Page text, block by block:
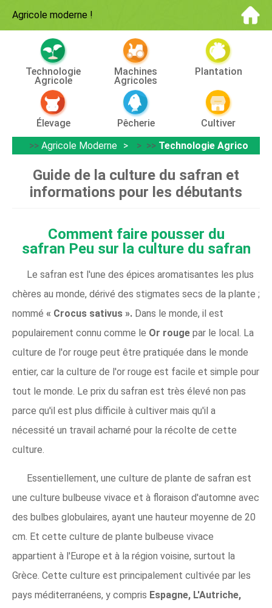
Agricole moderne !
Technologie
Agricole
Machines
Agricoles
Plantation
Élevage Pêcherie
Cultiver
>> Agricole Moderne > >> Technologie Agricole
Guide de la culture du safran et
informations pour les débutants
Comment faire pousser du
safran Peu sur la culture du safran
Le safran est l'une des épices aromatisantes les plus
chères au monde, dérivé des stigmates secs de la plante ;
nommé « Crocus sativus ». Dans le monde, il est
populairement connu comme le Or rouge par le local. La
culture de l'or rouge peut être pratiquée dans le monde
entier, car la culture de l'or rouge est facile et simple pour
tout le monde. Le prix du safran est très élevé non pas
parce qu'il est plus difficile à cultiver mais qu'il a
nécessité un travail acharné pour la récolte de cette
culture.
Essentiellement, une culture de plante de safran est
une culture bulbeuse vivace et à floraison d'automne avec
des bulbes globulaires, ayant une hauteur moyenne de 20
cm. Et cette culture de plante bulbeuse vivace
appartient à l'Europe et à la région voisine, surtout la
Grèce. Cette culture est principalement cultivée par les
pays méditerranéens, y compris Espagne, L'Autriche,